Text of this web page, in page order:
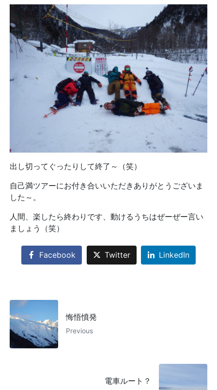
出し切ってぐったりして終了～（笑）
自己満ツアーにお付き合いいただきありがとうございま
した～。
人間、楽したら終わりです、動けるうちはぜーぜー言い
ましょう（笑）
Facebook Twitter LinkedIn
悔悟憤発
Previous
電車ルート？